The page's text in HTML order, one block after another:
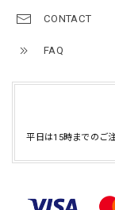
CONTACT
FAQ
平日は15時までのご